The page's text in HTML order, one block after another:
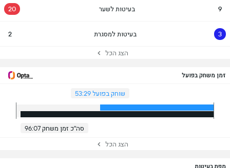
9 בעיטות לשער 20
3 בעיטות למסגרת 2
הצג הכל
זמן משחק בפועל
שוחק בפועל 53:29
סה"כ זמן משחק 96:07
הצג הכל
מפת בעיטות